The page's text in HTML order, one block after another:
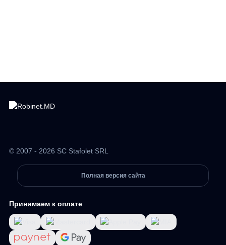
© 2007 - 2026 SC Stafolet SRL
Полная версия сайта
Принимаем к оплате